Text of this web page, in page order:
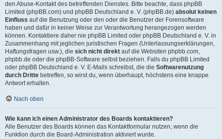
den Abuse-Kontakt des betreffenden Dienstes. Bitte beachte, dass phpBB
Limited (phpBB.com) und phpBB Deutschland e. V. (phpBB.de) absolut keinen
Einfluss auf die Benutzung oder den oder die Benutzer der Forensoftware
haben und dafür in keiner Weise zur Verantwortung herangezogen werden
können. Kontaktiere daher nie phpBB Limited oder phpBB Deutschland e. V. in
Zusammenhang mit jeglichen juristischen Fragen (Unterlassungserklärungen,
Haftungsfragen usw.), die sich nicht direkt auf die Websiten phpbb.com,
phpbb.de oder die phpBB-Software selbst beziehen. Falls du phpBB Limited
oder phpBB Deutschland e. V. E-Mails schreibst, die die Softwarenutzung
durch Dritte betreffen, so wirst du, wenn überhaupt, höchstens eine knappe
Antwort erhalten.
Nach oben
Wie kann ich einen Administrator des Boards kontaktieren?
Alle Benutzer des Boards können das Kontaktformular nutzen, wenn die
Funktion durch die Board-Administration aktiviert wurde.